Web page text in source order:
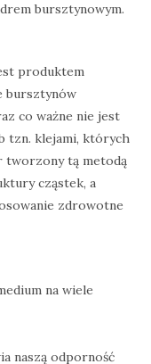
bursztynowym.
produktem
bursztynów
co ważne nie jest
tzn. klejami, których
tworzony tą metodą
cząstek, a
zdrowotne
na wiele
naszą odporność